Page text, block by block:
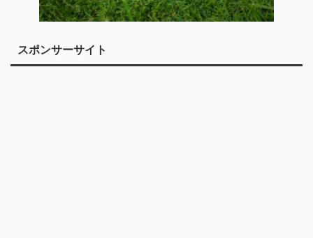
スポンサーサイト